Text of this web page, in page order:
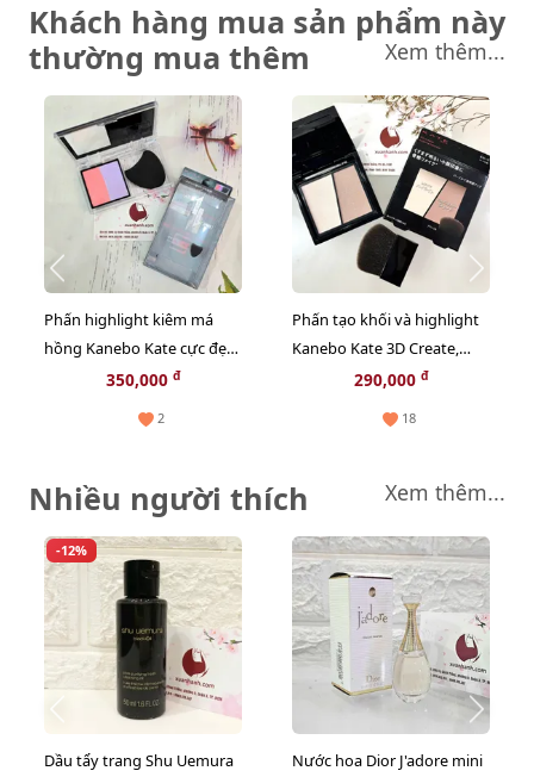
Khách hàng mua sản phẩm này
thường mua thêm
Xem thêm...
Phấn highlight kiêm má
hồng Kanebo Kate cực đẹp,
kèm mút tiện lợi dễ dùng,
350,000 đ
2
Phấn tạo khối và highlight
Kanebo Kate 3D Create,
màu cơ bản, kèm cọ cực
290,000 đ
18
Nhiều người thích Xem thêm...
-12%
Dầu tẩy trang Shu Uemura
Nước hoa Dior J'adore mini